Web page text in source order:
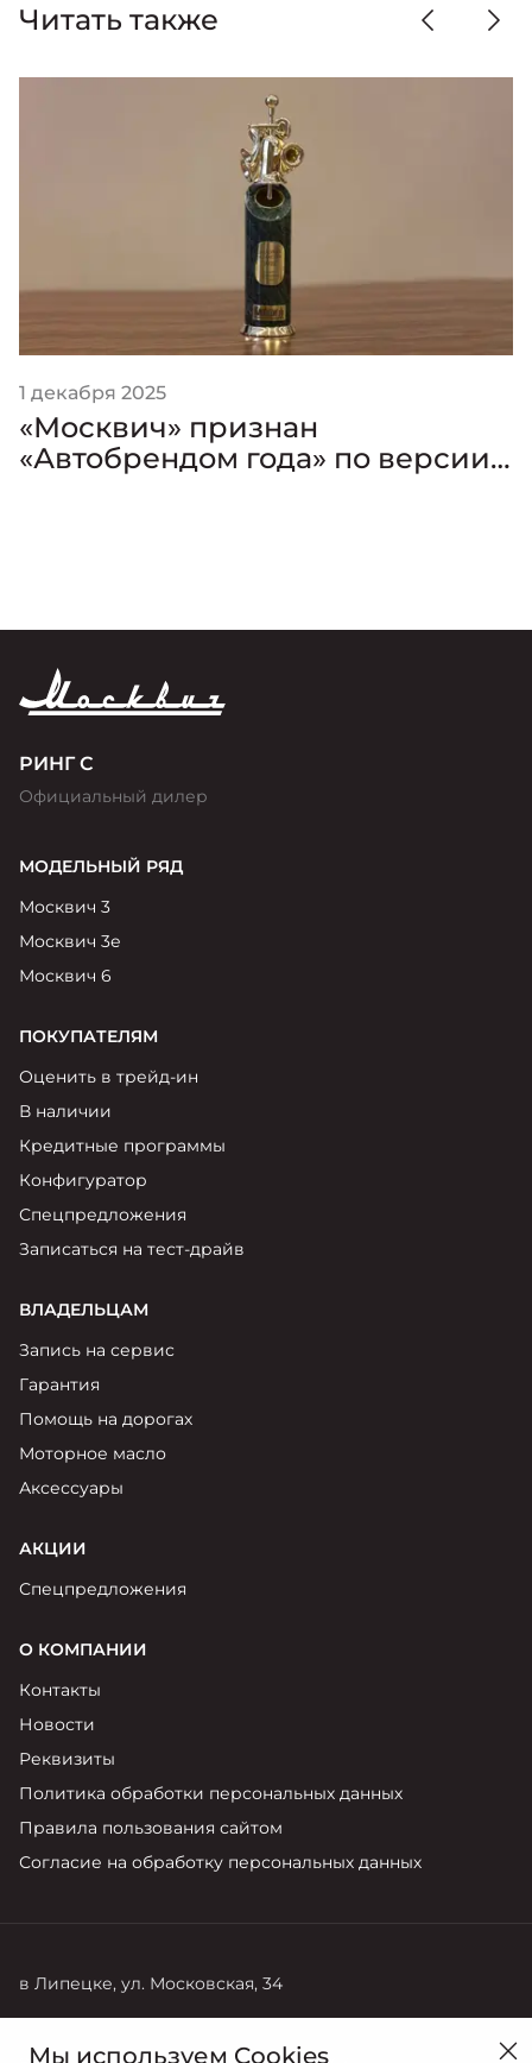
Читать также
1 декабря 2025
«Москвич» признан
«Автобрендом года» по версии
РИНГ С
Официальный дилер
МОДЕЛЬНЫЙ РЯД
Москвич 3
Москвич 3е
Москвич 6
ПОКУПАТЕЛЯМ
Оценить в трейд-ин
В наличии
Кредитные программы
Конфигуратор
Спецпредложения
Записаться на тест-драйв
ВЛАДЕЛЬЦАМ
Запись на сервис
Гарантия
Помощь на дорогах
Моторное масло
Аксессуары
АКЦИИ
Спецпредложения
О КОМПАНИИ
Контакты
Новости
Реквизиты
Политика обработки персональных данных
Правила пользования сайтом
Согласие на обработку персональных данных
в Липецке, ул. Московская, 34
Мы используем Cookies